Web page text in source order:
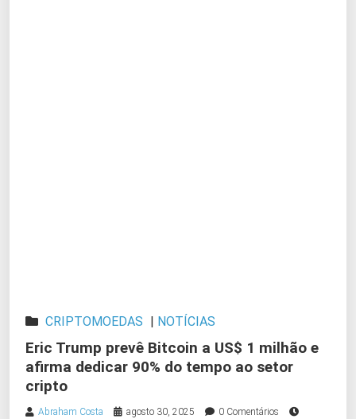
CRIPTOMOEDAS | NOTÍCIAS
Eric Trump prevê Bitcoin a US$ 1 milhão e
afirma dedicar 90% do tempo ao setor
cripto
Abraham Costa agosto 30, 2025 0 Comentários